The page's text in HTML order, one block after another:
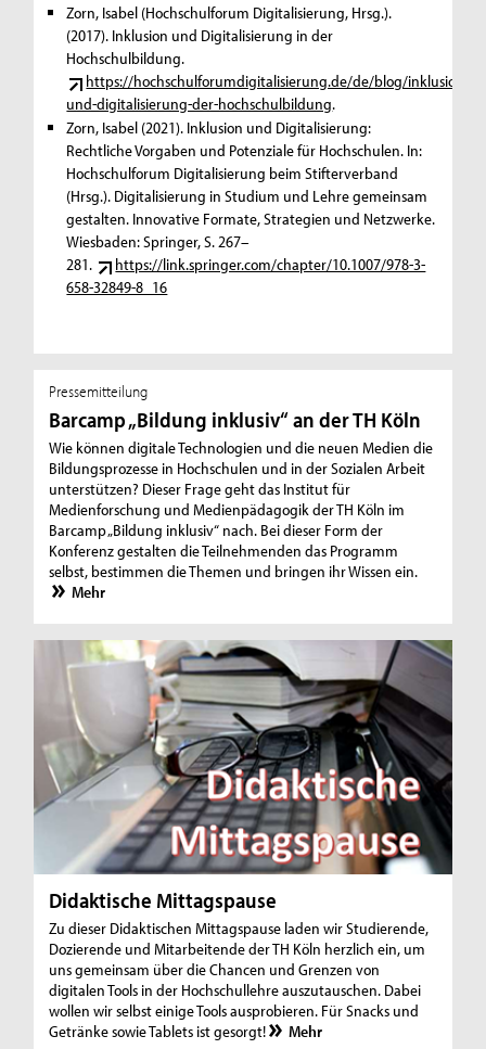
Zorn, Isabel (Hochschulforum Digitalisierung, Hrsg.).
(2017). Inklusion und Digitalisierung in der
Hochschulbildung.
https://hochschulforumdigitalisierung.de/de/blog/inklusion-
und-digitalisierung-der-hochschulbildung.
Zorn, Isabel (2021). Inklusion und Digitalisierung:
Rechtliche Vorgaben und Potenziale für Hochschulen. In:
Hochschulforum Digitalisierung beim Stifterverband
(Hrsg.). Digitalisierung in Studium und Lehre gemeinsam
gestalten. Innovative Formate, Strategien und Netzwerke.
Wiesbaden: Springer, S. 267–
281.
https://link.springer.com/chapter/10.1007/978-3-
658-32849-8_16
Pressemitteilung
Barcamp „Bildung inklusiv“ an der TH Köln
Wie können digitale Technologien und die neuen Medien die
Bildungsprozesse in Hochschulen und in der Sozialen Arbeit
unterstützen? Dieser Frage geht das Institut für
Medienforschung und Medienpädagogik der TH Köln im
Barcamp „Bildung inklusiv“ nach. Bei dieser Form der
Konferenz gestalten die Teilnehmenden das Programm
selbst, bestimmen die Themen und bringen ihr Wissen ein.
Mehr
Didaktische Mittagspause
Zu dieser Didaktischen Mittagspause laden wir Studierende,
Dozierende und Mitarbeitende der TH Köln herzlich ein, um
uns gemeinsam über die Chancen und Grenzen von
digitalen Tools in der Hochschullehre auszutauschen. Dabei
wollen wir selbst einige Tools ausprobieren. Für Snacks und
Getränke sowie Tablets ist gesorgt!
Mehr